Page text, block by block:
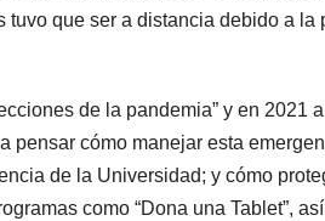
que ser a distancia debido a
de la pandemia” y en 2021
pensar cómo manejar esta
de la Universidad; y cómo
como “Dona una Tablet”,